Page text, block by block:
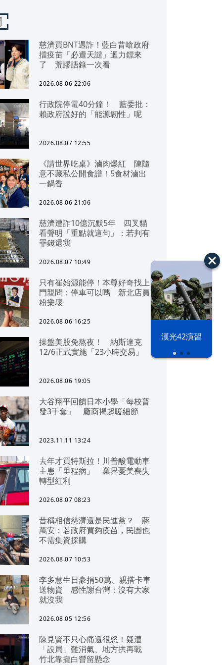
漢光42演習
慈濟買BNT遇詐！藍白昔嗆政府
擋疫苗「必遭天譴」迴力鏢來
了 荒謬語錄一次看
2026.08.06 22:06
行政院停電40分鐘！ 藍委批：
賴政府說好的「能源韌性」呢
2026.08.07 12:55
《請世界吃桌》滷肉爆紅 陳隨
意不藏私公開食譜！5食材滷出
一鍋香
2026.08.06 21:06
慈濟遭詐10億沉默5年 四叉貓
看聲明「重點就這句」：若判有
罪錢還我
2026.08.07 10:49
只有崔始源能停！本尊好奇找上
門親問：停車可以嗎 新北店員
粉樂壞
2026.08.06 16:25
操盤美股免熬夜！ 納斯達克
12/6正式實施「23小時交易」
2026.08.06 19:05
大谷翔平回饋日本小學「每校普
發3手套」 廠商揭超暖細節
2023.11.11 13:24
去年才買特斯拉！川普酸電動車
主患「里程病」 業界憂美喪失
轉型紅利
2026.08.07 08:23
昔稱相信慈濟還是民進黨？ 蔣
萬安：若政府買夠疫苗，民團也
不需集資採購
2026.08.07 10:53
李多慧生日豪捐50萬、親搭卡車
送物資 感性謝台灣：沒有大家
就沒我
2026.08.05 12:56
陳見賢不只心痛還很怒！疑遭
「設局」難消氣、地方拱再戰
竹北靠攏白營留懸念